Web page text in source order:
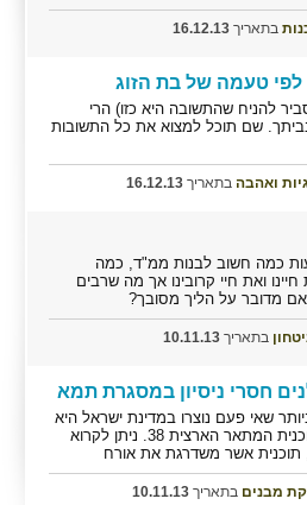
בתאריך16.12.13
לפי טעמה של בת הזוג
להניח שהתשובה היא כזו) הרי
שם תוכל למצוא את כל התשובות
ואהבה בתאריך16.12.13
כמה חשוב לבנות ממ"ד, כמה
ואת חיי קרובינו אך מה שרבים
מדובר על הליך מסובך?
בתאריך10.11.13
חסרי ניסיון במסגרת תמא
שאי פעם נוצרו במדינת ישראל היא
ללא שום צל של ספק – תוכנית המתאר הארצית 38. ניתן לקרוא
אשר משדרגת את אורח
מבנים בתאריך10.11.13